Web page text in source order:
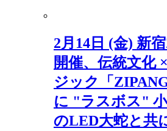
2月14日 (金) 新
開催、伝統文化
ジック「
に "ラスボス"
のLED大蛇と共